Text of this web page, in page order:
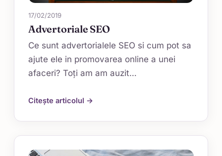
17/02/2019
Advertoriale SEO
Ce sunt advertorialele SEO si cum pot sa
ajute ele in promovarea online a unei
afaceri? Toți am am auzit…
Citește articolul →